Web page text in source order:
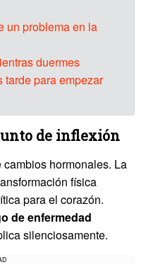
un problema en la
duermes
tarde para empezar
de inflexión
cambios hormonales. La
física
para el corazón.
de enfermedad
silenciosamente.